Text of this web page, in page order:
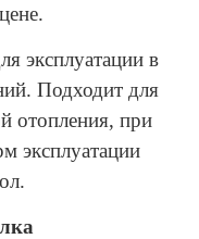
эксплуатации в
Подходит для
отопления, при
эксплуатации